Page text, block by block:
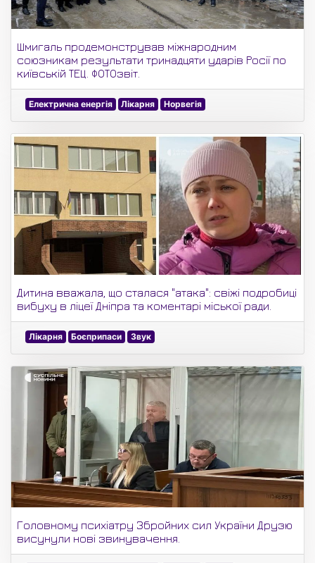
Шмигаль продемонстрував міжнародним
союзникам результати тринадцяти ударів Росії по
київській ТЕЦ. ФОТОзвіт.
Електрична енергія Лікарня Норвегія
Дитина вважала, що сталася "атака": свіжі подробиці
вибуху в ліцеї Дніпра та коментарі міської ради.
Лікарня Боєприпаси Звук
Головному психіатру Збройних сил України Друзю
висунули нові звинувачення.